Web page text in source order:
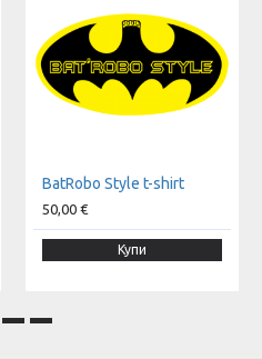
BatRobo Style t-shirt
50,00 €
Купи